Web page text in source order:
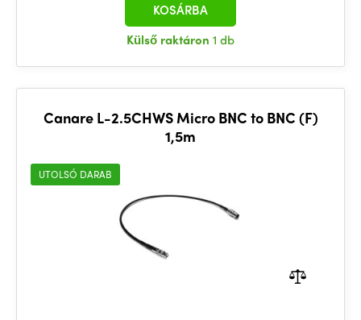
Külső raktáron 1 db
KOSÁRBA
Canare L-2.5CHWS Micro BNC to BNC (F)
1,5m
UTOLSÓ DARAB